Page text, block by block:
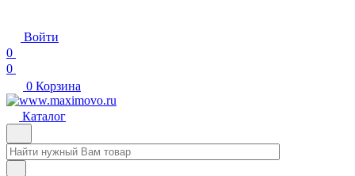
Войти
0
0
0 Корзина
Каталог